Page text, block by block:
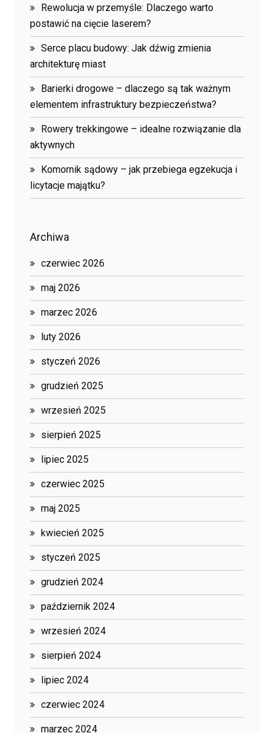
Rewolucja w przemyśle: Dlaczego warto
postawić na cięcie laserem?
Serce placu budowy: Jak dźwig zmienia
architekturę miast
Barierki drogowe – dlaczego są tak ważnym
elementem infrastruktury bezpieczeństwa?
Rowery trekkingowe – idealne rozwiązanie dla
aktywnych
Komornik sądowy – jak przebiega egzekucja i
licytacje majątku?
Archiwa
czerwiec 2026
maj 2026
marzec 2026
luty 2026
styczeń 2026
grudzień 2025
wrzesień 2025
sierpień 2025
lipiec 2025
czerwiec 2025
maj 2025
kwiecień 2025
styczeń 2025
grudzień 2024
październik 2024
wrzesień 2024
sierpień 2024
lipiec 2024
czerwiec 2024
marzec 2024